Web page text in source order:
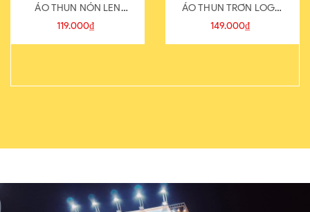
ÁO THUN NÓN LEN
821-1
119.000₫
ÁO THUN TRƠN LOGO
SAU
149.000₫